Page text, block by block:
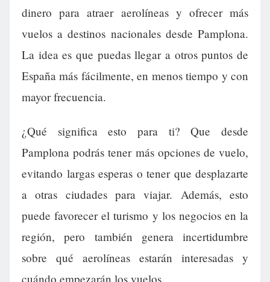
dinero para atraer aerolíneas y ofrecer más
vuelos a destinos nacionales desde Pamplona.
La idea es que puedas llegar a otros puntos de
España más fácilmente, en menos tiempo y con
mayor frecuencia.
¿Qué significa esto para ti? Que desde
Pamplona podrás tener más opciones de vuelo,
evitando largas esperas o tener que desplazarte
a otras ciudades para viajar. Además, esto
puede favorecer el turismo y los negocios en la
región, pero también genera incertidumbre
sobre qué aerolíneas estarán interesadas y
cuándo empezarán los vuelos.